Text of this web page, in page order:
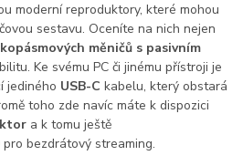
moderní reproduktory, které mohou
sestavu. Oceníte na nich nejen
měničů s pasivním
Ke svému PC či jinému přístroji je
jediného USB-C kabelu, který obstará
toho zde navíc máte k dispozici
a k tomu ještě
pro bezdrátový streaming.